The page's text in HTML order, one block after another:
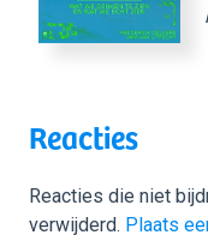
Reacties
Reacties die niet
verwijderd. Plaats